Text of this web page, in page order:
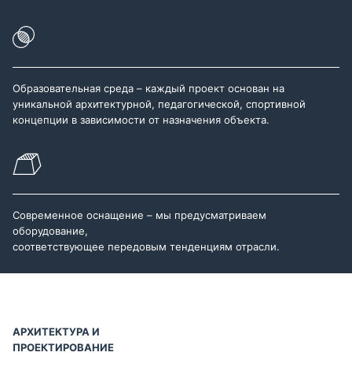
Образовательная среда – каждый проект основан на
уникальной архитектурной, педагогической, спортивной
концепции в зависимости от назначения объекта.
Современное оснащение – мы предусматриваем
оборудование,
соответствующее передовым тенденциям отрасли.
АРХИТЕКТУРА И
ПРОЕКТИРОВАНИЕ